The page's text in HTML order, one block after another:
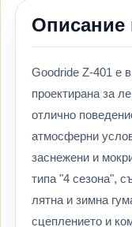
Описание
Goodride Z-401 е
проектирана за
отлично
атмосферни
заснежени и
типа "4 сезона",
лятна и зимна
сцеплението и